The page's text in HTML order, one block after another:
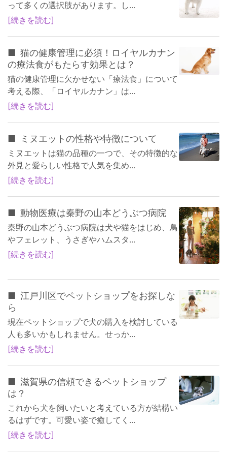
って多くの選択肢があります。し...
続きを読む
猫の健康管理に必須！ロイヤルカナン
の療法食がもたらす効果とは？
猫の健康管理に欠かせない「療法食」について
考える際、「ロイヤルカナン」は...
続きを読む
ミヌエットの性格や特徴について
ミヌエットは猫の品種の一つで、その特徴的な
外見と愛らしい性格で人気を集め...
続きを読む
動物医療は秦野の山本どうぶつ病院
秦野の山本どうぶつ病院は犬や猫をはじめ、鳥
やフェレット、うさぎやハムスタ...
続きを読む
江戸川区でペットショップをお探しな
ら
現在ペットショップで犬の購入を検討している
人も多いかもしれません。せっか...
続きを読む
滋賀県の信頼できるペットショップ
は？
これから犬を飼いたいと考えている方が結構い
るはずです。可愛い姿で癒してく...
続きを読む